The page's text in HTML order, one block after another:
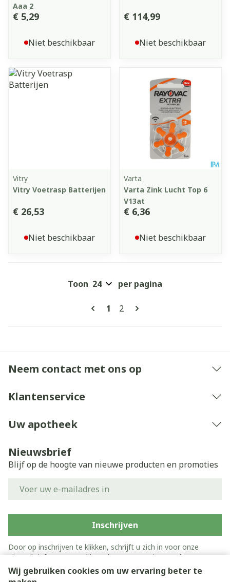
Wij gebruiken cookies om uw ervaring beter te
Aaa 2
€ 5,29
Niet beschikbaar
€ 114,99
Niet beschikbaar
Vitry
Vitry Voetrasp Batterijen
€ 26,53
Niet beschikbaar
Varta
Varta Zink Lucht Top 6
V13at
€ 6,36
Niet beschikbaar
Pagina's
U lees momenteel pagina
1 Pagina
2
Toon per pagina
Neem contact met ons op
Klantenservice
Uw apotheek
Nieuwsbrief
Blijf op de hoogte van nieuwe producten en promoties
Inschrijven
Door op inschrijven te klikken, schrijft u zich in voor onze
nieuwsbrief en gaat u akkoord met onzeprivacy policy.